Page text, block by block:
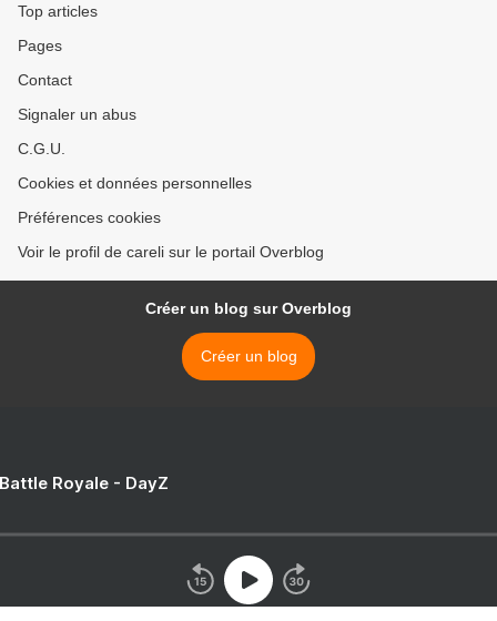
Top articles
Pages
Contact
Signaler un abus
C.G.U.
Cookies et données personnelles
Préférences cookies
Voir le profil de careli sur le portail Overblog
Créer un blog sur Overblog
Créer un blog
Royale - DayZ